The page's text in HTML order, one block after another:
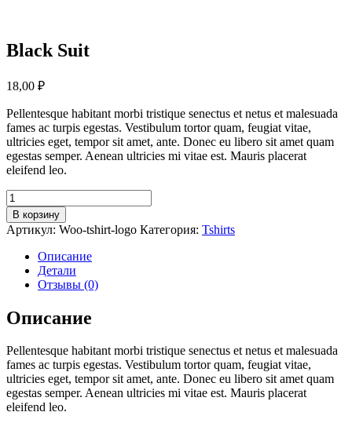
Black Suit
18,00 ₽
Pellentesque habitant morbi tristique senectus et netus et malesuada
fames ac turpis egestas. Vestibulum tortor quam, feugiat vitae,
ultricies eget, tempor sit amet, ante. Donec eu libero sit amet quam
egestas semper. Aenean ultricies mi vitae est. Mauris placerat
eleifend leo.
Количество
товара
Black
Suit
В корзину
Артикул: Woo-tshirt-logo Категория: Tshirts
Описание
Детали
Отзывы (0)
Описание
Pellentesque habitant morbi tristique senectus et netus et malesuada
fames ac turpis egestas. Vestibulum tortor quam, feugiat vitae,
ultricies eget, tempor sit amet, ante. Donec eu libero sit amet quam
egestas semper. Aenean ultricies mi vitae est. Mauris placerat
eleifend leo.